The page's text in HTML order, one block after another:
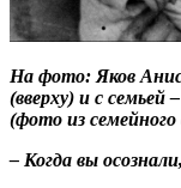
На фото: Яков
(вверху) и с
(фото из
– Когда вы